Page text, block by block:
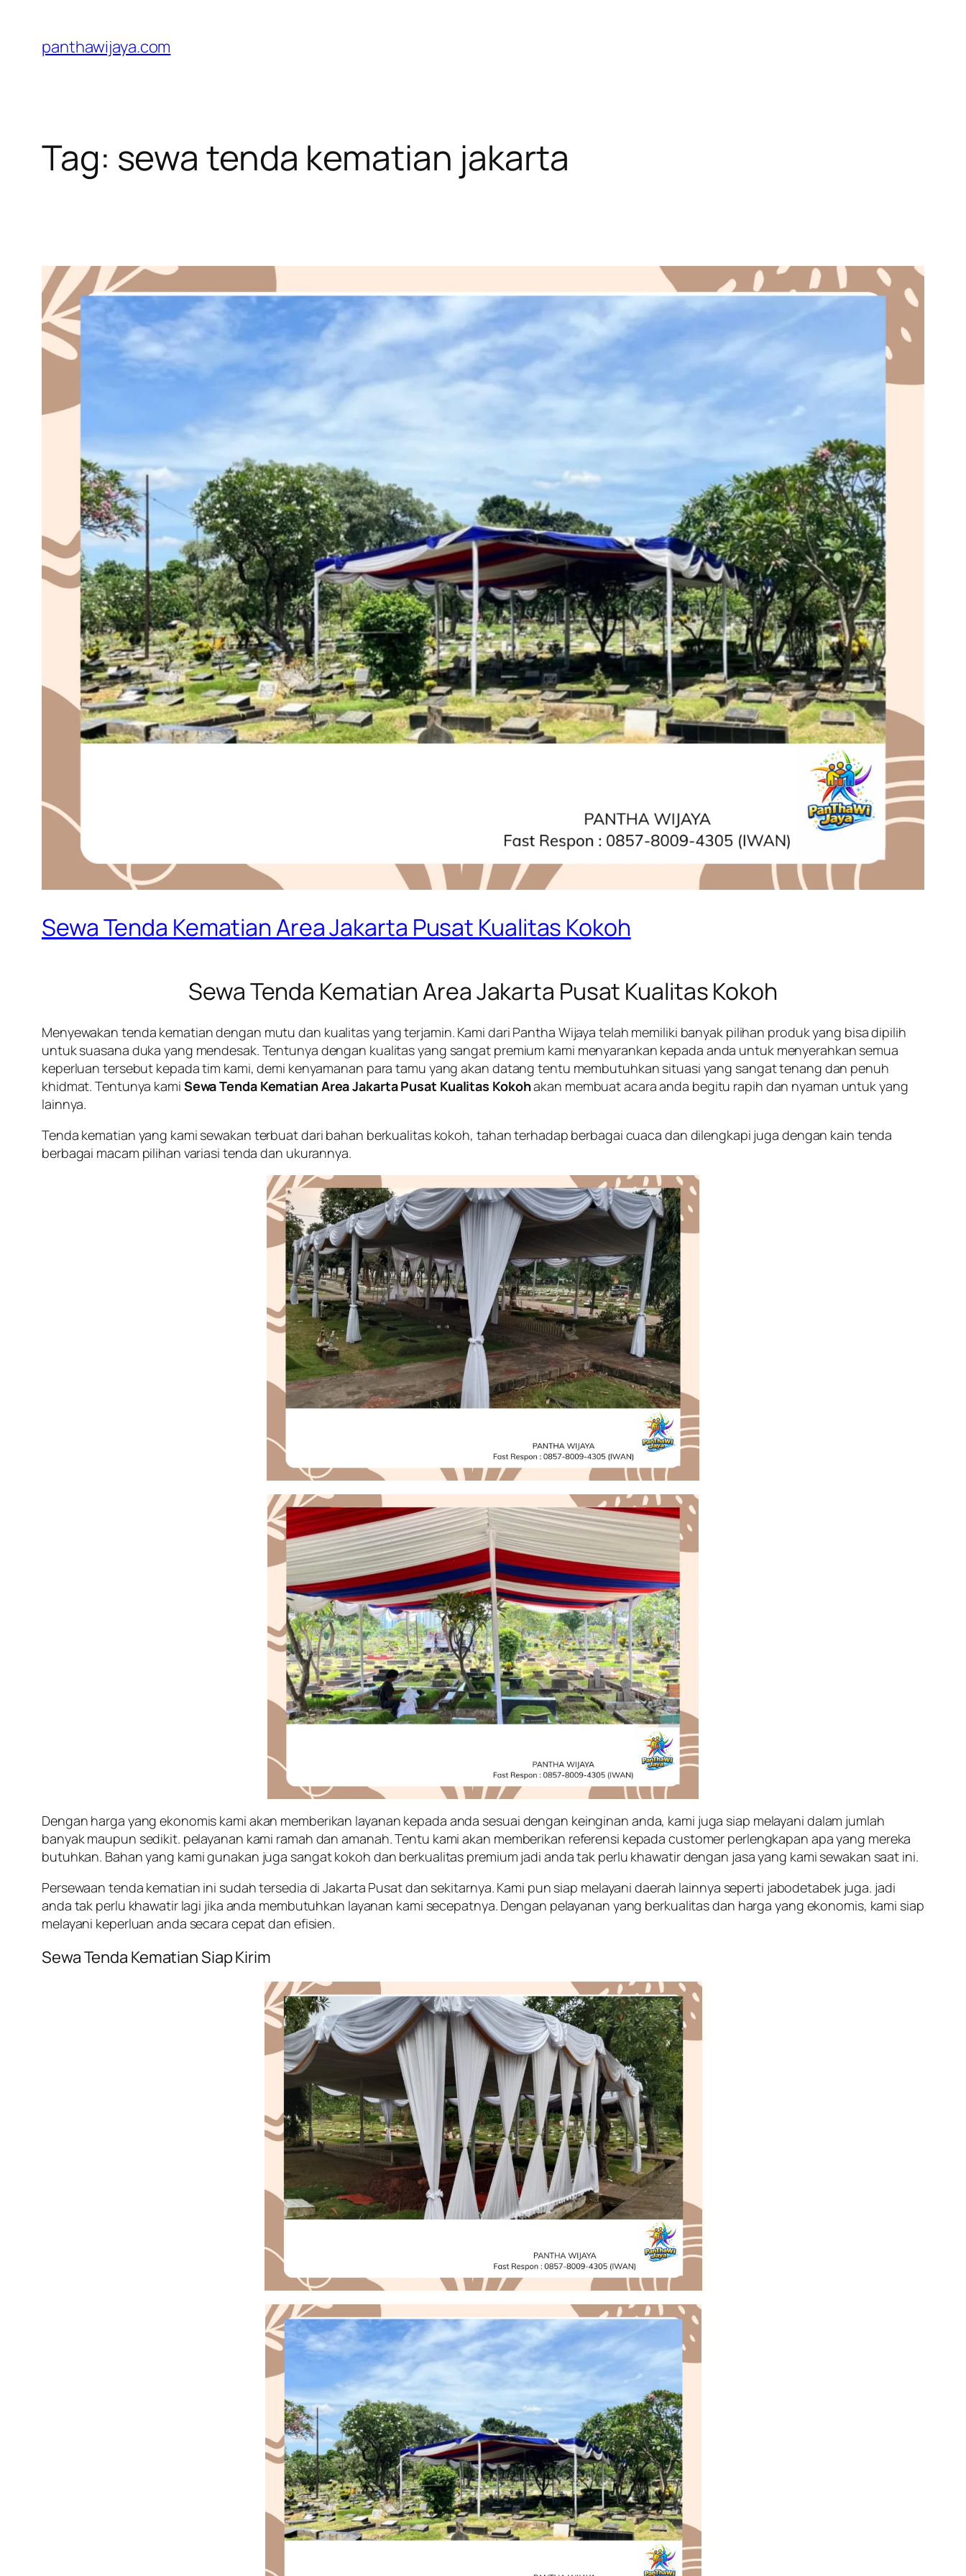
konten
panthawijaya.com
Tag: sewa tenda kematian jakarta
Sewa Tenda Kematian Area Jakarta Pusat Kualitas Kokoh
Sewa Tenda Kematian Area Jakarta Pusat Kualitas Kokoh
Menyewakan tenda kematian dengan mutu dan kualitas yang terjamin. Kami dari Pantha Wijaya telah memiliki banyak pilihan produk yang bisa dipilih
untuk suasana duka yang mendesak. Tentunya dengan kualitas yang sangat premium kami menyarankan kepada anda untuk menyerahkan semua
keperluan tersebut kepada tim kami, demi kenyamanan para tamu yang akan datang tentu membutuhkan situasi yang sangat tenang dan penuh
khidmat. Tentunya kami Sewa Tenda Kematian Area Jakarta Pusat Kualitas Kokohakan membuat acara anda begitu rapih dan nyaman untuk yang
lainnya.
Tenda kematian yang kami sewakan terbuat dari bahan berkualitas kokoh, tahan terhadap berbagai cuaca dan dilengkapi juga dengan kain tenda
berbagai macam pilihan variasi tenda dan ukurannya.
Dengan harga yang ekonomis kami akan memberikan layanan kepada anda sesuai dengan keinginan anda, kami juga siap melayani dalam jumlah
banyak maupun sedikit. pelayanan kami ramah dan amanah. Tentu kami akan memberikan referensi kepada customer perlengkapan apa yang mereka
butuhkan. Bahan yang kami gunakan juga sangat kokoh dan berkualitas premium jadi anda tak perlu khawatir dengan jasa yang kami sewakan saat ini.
Persewaan tenda kematian ini sudah tersedia di Jakarta Pusat dan sekitarnya. Kami pun siap melayani daerah lainnya seperti jabodetabek juga. jadi
anda tak perlu khawatir lagi jika anda membutuhkan layanan kami secepatnya. Dengan pelayanan yang berkualitas dan harga yang ekonomis, kami siap
melayani keperluan anda secara cepat dan efisien.
Sewa Tenda Kematian Siap Kirim